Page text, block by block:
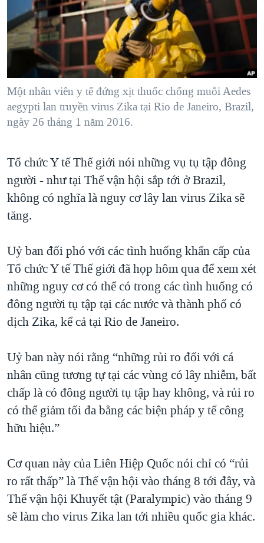
"Tìm"NGƯỜI VIỆT HẢI NGOẠI
ĐỜI SỐNG
KINH TẾ
KHOA HỌC
SỨC KHOẺ
VĂN HOÁ
GIÁO DỤC
TẠI
HÀNH TRÌNH BẦU CỬ 2024
MỘT NĂM CHIẾN TRANH TẠI DẢI GAZA
GIẢI MÃ VÀNH ĐAI & CON ĐƯỜNG
NGÀY TỊ NẠN THẾ GIỚI
TRỊNH VĨNH BÌNH - NGƯỜI HẠ 'BÊN THẮNG CUỘC'
GROUND ZERO – XƯA VÀ NAY
CÁC GIÁ TRỊ CỘNG HÒA Ở VIỆT NAM
THƯỢNG ĐỈNH TRUMP-KIM TẠI VIỆT NAM
TRỊNH VĨNH BÌNH VS. CHÍNH PHỦ VIỆT NAM
BÊN KIA QUỐC LỘ: TIẾNG VỌNG TỪ NÔNG THÔN MỸ
VIDEO
NGHE
MẠNG XÃ HỘI
Ngôn ngữ khác
Một nhân viên y tế đứng xịt thuốc chống muỗi Aedes
aegypti lan truyền virus Zika tại Rio de Janeiro, Brazil,
ngày 26 tháng 1 năm 2016.
Tổ chức Y tế Thế giới nói những vụ tụ tập đông
người - như tại Thế vận hội sắp tới ở Brazil,
không có nghĩa là nguy cơ lây lan virus Zika sẽ
tăng.
Uỷ ban đối phó với các tình huống khẩn cấp của
Tổ chức Y tế Thế giới đã họp hôm qua để xem xét
những nguy cơ có thể có trong các tình huống có
đông người tụ tập tại các nước và thành phố có
dịch Zika, kể cả tại Rio de Janeiro.
Uỷ ban này nói rằng “những rủi ro đối với cá
nhân cũng tương tự tại các vùng có lây nhiễm, bất
chấp là có đông người tụ tập hay không, và rủi ro
có thể giảm tối đa bằng các biện pháp y tế công
hữu hiệu.”
Cơ quan này của Liên Hiệp Quốc nói chỉ có “rủi
ro rất thấp” là Thế vận hội vào tháng 8 tới đây, và
Thế vận hội Khuyết tật (Paralympic) vào tháng 9
sẽ làm cho virus Zika lan tới nhiều quốc gia khác.